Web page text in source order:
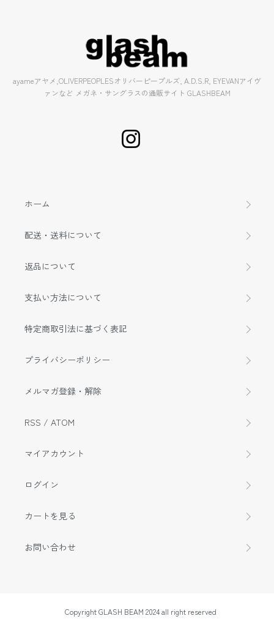
ayameアヤメ,OLIVERPEOPLESオリバーピープルズ, A.D.S.R, EYEVANアイヴ
ァンなど メガネ・サングラスの通販サイト GLASHBEAM
ホーム
配送・送料について
返品について
支払い方法について
特定商取引法に基づく表記
プライバシーポリシー
メルマガ登録・解除
RSS / ATOM
マイアカウント
ログイン
カートを見る
お問い合わせ
Copyright GLASH BEAM 2024 all right reserved